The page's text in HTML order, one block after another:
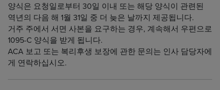
양식은 요청일로부터 30일 이내 또는 해당 양식이 관련된
역년의 다음 해 1월 31일 중 더 늦은 날까지 제공됩니다.
거주 주에서 서면 사본을 요구하는 경우, 계속해서 우편으로
1095-C 양식을 받게 됩니다.
ACA 보고 또는 복리후생 보장에 관한 문의는 인사 담당자에
게 연락하십시오.